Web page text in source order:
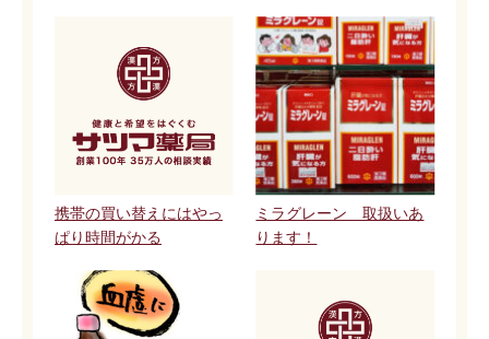
携帯の買い替えにはやっ
ぱり時間がかる
ミラグレーン 取扱いあ
ります！